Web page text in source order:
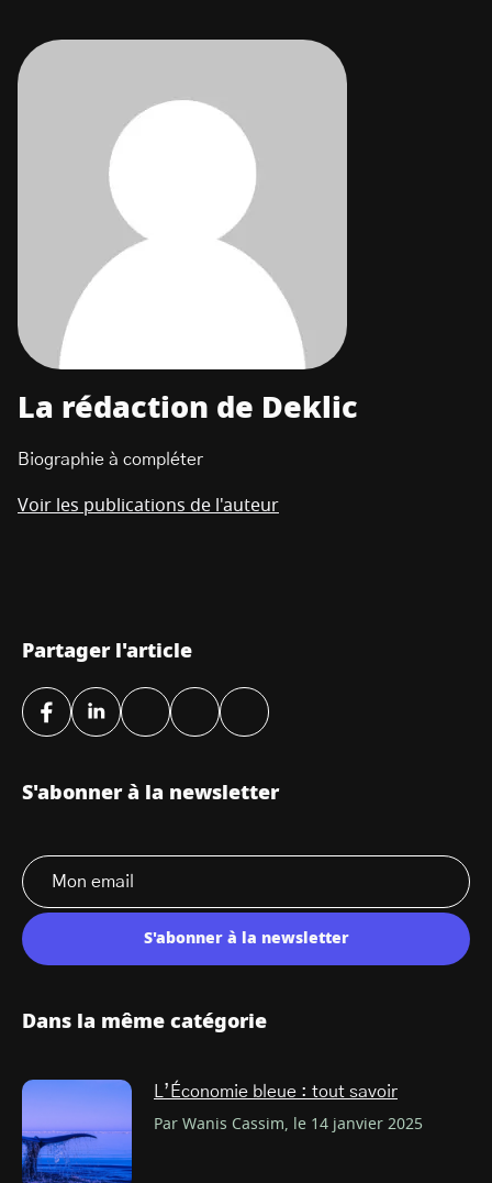
La rédaction de Deklic
Biographie à compléter
Voir les publications de l'auteur
Partager l'article
S'abonner à la newsletter
S'abonner à la newsletter
Dans la même catégorie
L’Économie bleue : tout savoir
Par Wanis Cassim, le 14 janvier 2025